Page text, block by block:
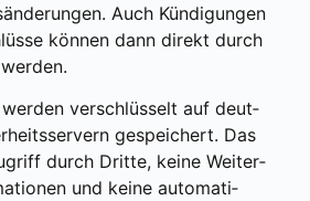
Auch Kün­di­gun­gen
kön­nen dann direkt durch
ver­schlüs­selt auf deut­
gespei­chert. Das
durch Drit­te, kei­ne Wei­ter­
und kei­ne auto­ma­ti­